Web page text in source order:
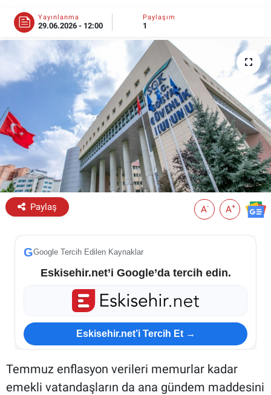
Yayınlanma
29.06.2026 - 12:00
Paylaşım
1
Paylaş A- A+
GGoogle Tercih Edilen Kaynaklar
Eskisehir.net’i Google’da tercih edin.
Eskisehir.net’i Tercih Et →
Temmuz enflasyon verileri memurlar kadar
emekli vatandaşların da ana gündem maddesini
YEMEK
ESKİŞEHİR NÖBETÇİ ECZANELER
Eskişehir Haber İçerikleri
Eskişehir Hava Durumu
Eskişehir Tramvay Saatleri
Eskişehir Otobüs Saatleri
Haber Arşivi